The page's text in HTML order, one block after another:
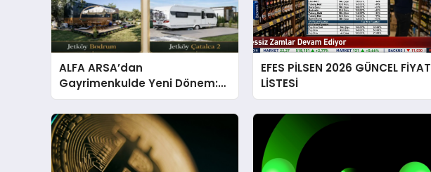
ALFA ARSA’dan
Gayrimenkulde Yeni Dönem:
Premium Yaşam ve Yatırım
Fırsatları Bir Arada
EFES PİLSEN 2026 GÜNCEL FİYAT
LİSTESİ